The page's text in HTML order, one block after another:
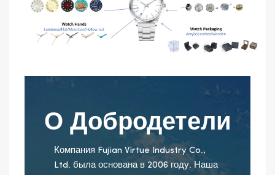
О Добродетели
Компания Fujian Virtue Industry Co.,
Ltd. была основана в 2006 году. Наша